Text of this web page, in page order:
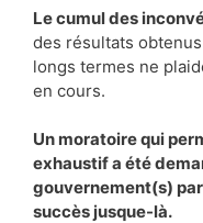
Le cumul des
des résultats
longs termes ne
en cours.
Un moratoire qui
exhaustif a été
gouvernement(s)
succès jusque-là.